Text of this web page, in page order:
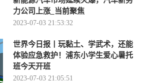
力公司上涨_当前聚焦
2023-07-03 21:53:32
世界今日报丨玩黏土、学武术，还能
体验应急救护！浦东小学生爱心暑托
班今天开班
2023-07-03 21:05:51